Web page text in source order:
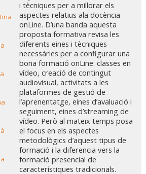
i tècniques per a millorar els
aspectes relatius ala docència
onLine. D’una banda aquesta
proposta formativa revisa les
diferents eines i tècniques
necessàries per a configurar una
bona formació onLine: classes en
vídeo, creació de contingut
audiovisual, activitats a les
plataformes de gestió de
l’aprenentatge, eines d’avaluació i
seguiment, eines d’streaming de
vídeo. Però al mateix temps posa
el focus en els aspectes
metodològics d’aquest tipus de
formació i la diferencia vers la
formació presencial de
característiques tradicionals.